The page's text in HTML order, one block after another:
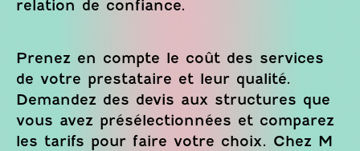
relation de confiance.
Prenez en compte le coût des services
de votre prestataire et leur qualité.
Demandez des devis aux structures que
vous avez présélectionnées et comparez
les tarifs pour faire votre choix. Chez M